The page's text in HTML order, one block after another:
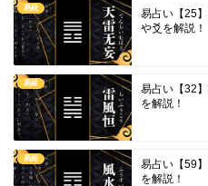
易経
易占い【25
や爻を解説！
易経
易占い【32
を解説！
易経
易占い【59
を解説！